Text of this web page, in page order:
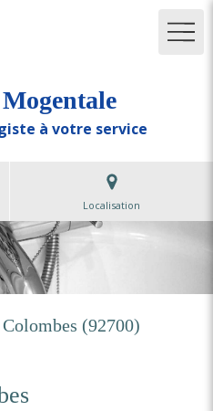
à votre service
Localisation
(92700)